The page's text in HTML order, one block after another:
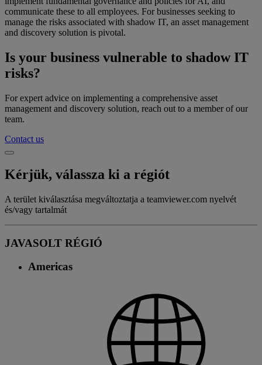
communicate these to all employees. For businesses seeking to
manage the risks associated with shadow IT, an asset management
and discovery solution is pivotal.
Is your business vulnerable to shadow IT
risks?
For expert advice on implementing a comprehensive asset
management and discovery solution, reach out to a member of our
team.
Contact us
Kérjük, válassza ki a régiót
A terület kiválasztása megváltoztatja a teamviewer.com nyelvét
és/vagy tartalmát
JAVASOLT RÉGIÓ
Americas